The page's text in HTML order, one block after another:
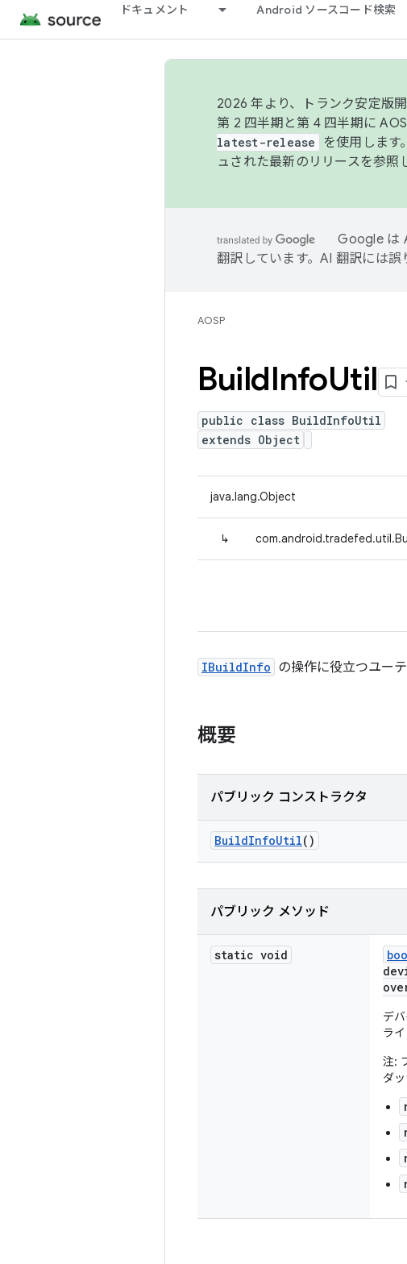
ドキュメント Android ソースコード検索
2026 年より、トランク安定版
第 2 四半期と第 4 四半期に
latest-release
を使用します。
ュされた最新のリリースを参照
Google は
翻訳しています。AI 翻訳には誤
AOSP
BuildInfoUtil
public class BuildInfoUtil
extends Object
java.lang.Object
↳
IBuildInfo の操作に役立つユー
概要
パブリック コンストラクタ
BuildInfoUtil()
パブリック メソッド
static void
デ
ラ
注:
ダ